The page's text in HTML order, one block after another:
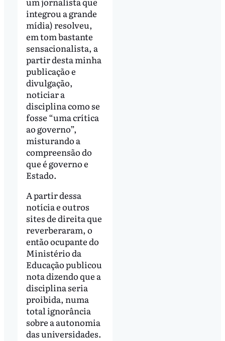
integrou a grande
mídia) resolveu,
em tom bastante
sensacionalista, a
partir desta minha
publicação e
divulgação,
noticiar a
disciplina como se
fosse “uma crítica
ao governo”,
misturando a
compreensão do
que é governo e
Estado.
A partir dessa
notícia e outros
sites de direita que
reverberaram, o
então ocupante do
Ministério da
Educação publicou
nota dizendo que a
disciplina seria
proibida, numa
total ignorância
sobre a autonomia
das universidades.